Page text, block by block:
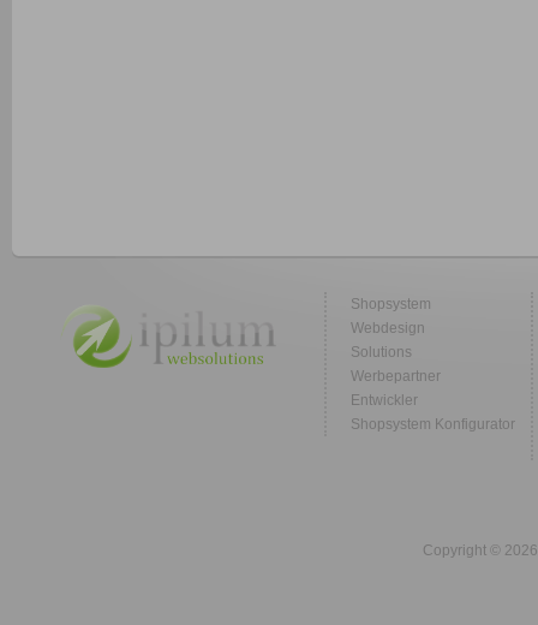
Shopsystem
Webdesign
Solutions
Werbepartner
Entwickler
Shopsystem Konfigurator
Copyright ©